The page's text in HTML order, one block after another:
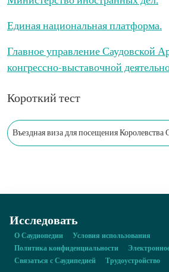
Единая национальная платформа.
Главное управление Саудовской
конгрессно-выставочной
Короткий тест
Въездная виза для посещения Королевства
Исследовать
О Саудиопедии
Условия использования
Политика конфиденциальности
Связаться с Саудипедией
Трудоустройство